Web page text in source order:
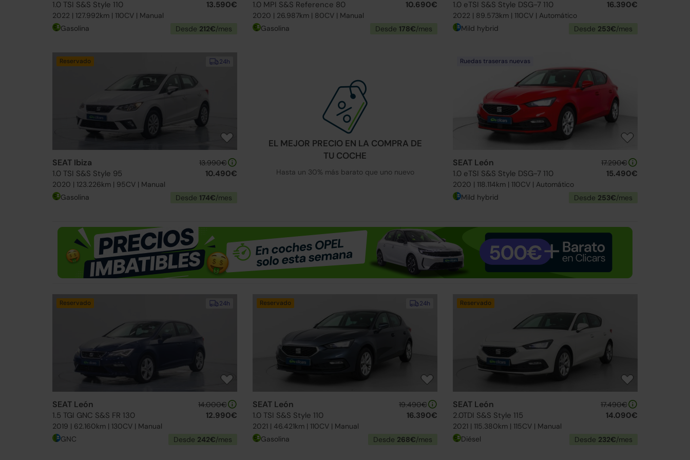
1.0 TSI S&S Style 110
2022 | 127.992km | 110CV | Manual
13.590€
Gasolina Desde 212€/mes
1.0 MPI S&S Reference 80
2020 | 26.987km | 80CV | Manual
10.690€
Gasolina Desde 178€/mes
1.0 eTSI S&S Style DSG-7 110
2022 | 89.573km | 110CV | Automático
16.390€
Mild hybrid Desde 253€/mes
24h
Reservado
SEAT Ibiza
1.0 TSI S&S Style 95
2020 | 123.226km | 95CV | Manual
13.990€
10.490€
Gasolina Desde 174€/mes
EL MEJOR PRECIO EN LA COMPRA DE
TU COCHE
Hasta un 30% más barato que uno nuevo
Ruedas traseras nuevas
SEAT León
1.0 eTSI S&S Style DSG-7 110
2020 | 118.114km | 110CV | Automático
17.290€
15.490€
Mild hybrid Desde 253€/mes
24h
Reservado
SEAT León
1.5 TGI GNC S&S FR 130
2019 | 62.160km | 130CV | Manual
14.000€
12.990€
GNC Desde 242€/mes
24h
Reservado
SEAT León
1.0 TSI S&S Style 110
2021 | 46.421km | 110CV | Manual
19.490€
16.390€
Gasolina Desde 268€/mes
Reservado
SEAT León
2.0TDI S&S Style 115
2021 | 115.380km | 115CV | Manual
17.490€
14.090€
Diésel Desde 232€/mes